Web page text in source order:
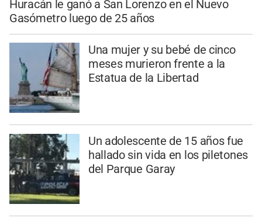
Huracán le ganó a San Lorenzo en el Nuevo
Gasómetro luego de 25 años
Una mujer y su bebé de cinco
meses murieron frente a la
Estatua de la Libertad
Un adolescente de 15 años fue
hallado sin vida en los piletones
del Parque Garay